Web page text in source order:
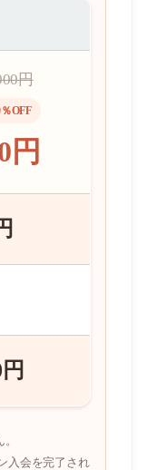
円
OFF
円
入会を完了され